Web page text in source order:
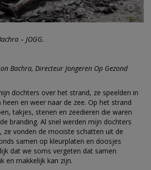
– JOGG.
Bachra, Directeur Jongeren Op Gezond
dochters over het strand, ze speelden in
heen en weer naar de zee. Op het strand
takjes, stenen en zeedieren die waren
branding. Al snel werden mijn dochters
ze vonden de mooiste schatten uit de
samen op kleurplaten en doosjes
dat we soms vergeten dat samen
en makkelijk kan zijn.